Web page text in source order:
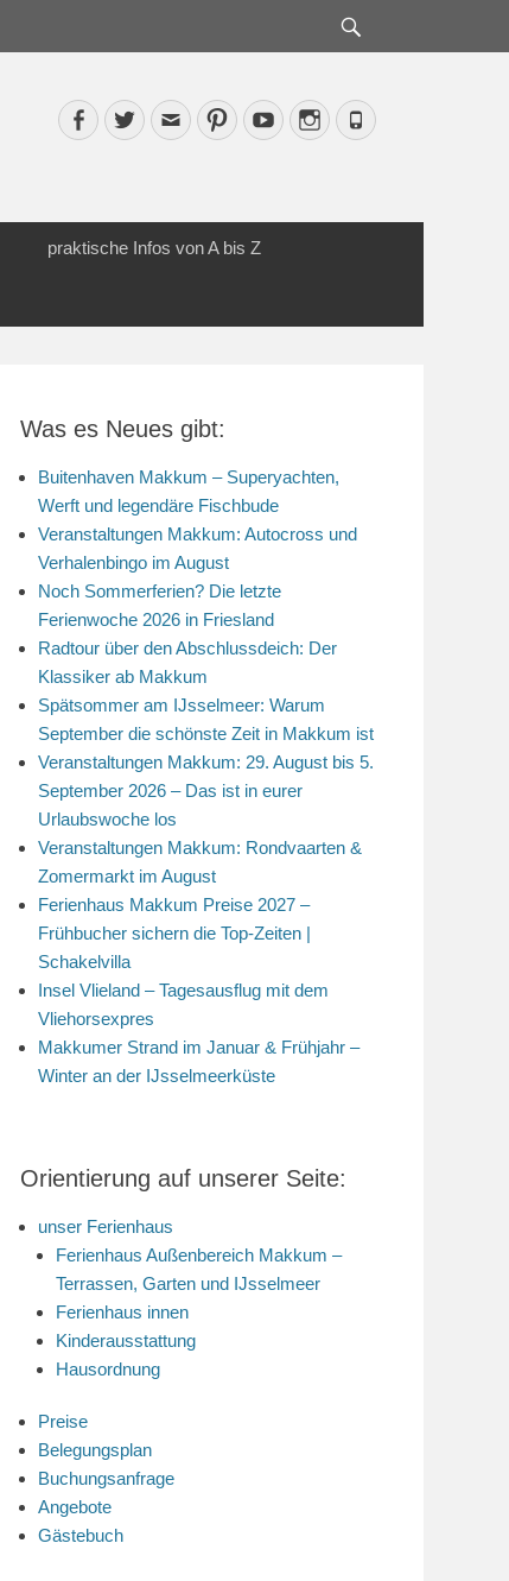
Facebook
TwitterEmailPinterestYouTubeInstagram
Phone
praktische Infos von A bis Z
Was es Neues gibt:
Buitenhaven Makkum – Superyachten,
Werft und legendäre Fischbude
Veranstaltungen Makkum: Autocross und
Verhalenbingo im August
Noch Sommerferien? Die letzte
Ferienwoche 2026 in Friesland
Radtour über den Abschlussdeich: Der
Klassiker ab Makkum
Spätsommer am IJsselmeer: Warum
September die schönste Zeit in Makkum ist
Veranstaltungen Makkum: 29. August bis 5.
September 2026 – Das ist in eurer
Urlaubswoche los
Veranstaltungen Makkum: Rondvaarten &
Zomermarkt im August
Ferienhaus Makkum Preise 2027 –
Frühbucher sichern die Top-Zeiten |
Schakelvilla
Insel Vlieland – Tagesausflug mit dem
Vliehorsexpres
Makkumer Strand im Januar & Frühjahr –
Winter an der IJsselmeerküste
Orientierung auf unserer Seite:
unser Ferienhaus
Ferienhaus Außenbereich Makkum –
Terrassen, Garten und IJsselmeer
Ferienhaus innen
Kinderausstattung
Hausordnung
Preise
Belegungsplan
Buchungsanfrage
Angebote
Gästebuch